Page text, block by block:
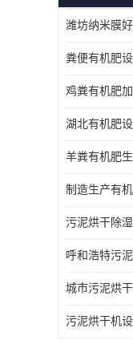
呼和浩特污
城市污泥烘